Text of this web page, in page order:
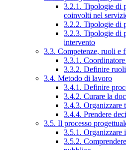
3.2.1. Tipologie di
coinvolti nel
3.2.2. Tipologie di
3.2.3. Tipologie di
intervento
3.3. Competenze, ruoli e
3.3.1.
3.3.2. Definire
3.4. Metodo di lavoro
3.4.1. Definire
3.4.2. Curare la
3.4.3. Organizzare
3.4.4. Prendere
3.5. Il processo
3.5.1. Organizzare
3.5.2.